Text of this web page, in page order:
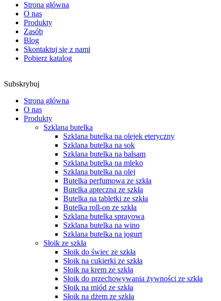
Strona główna
O nas
Produkty
Zasób
Blog
Skontaktuj się z nami
Pobierz katalog
Subskrybuj
Strona główna
O nas
Produkty
Szklana butelka
Szklana butelka na olejek eteryczny
Szklana butelka na sok
Szklana butelka na balsam
Szklana butelka na mleko
Szklana butelka na olej
Butelka perfumowa ze szkła
Butelka apteczna ze szkła
Butelka na tabletki ze szkła
Butelka roll-on ze szkła
Szklana butelka sprayowa
Szklana butelka na wino
Szklana butelka na jogurt
Słoik ze szkła
Słoik do świec ze szkła
Słoik na cukierki ze szkła
Słoik na krem ze szkła
Słoik do przechowywania żywności ze szkła
Słoik na miód ze szkła
Słoik na dżem ze szkła